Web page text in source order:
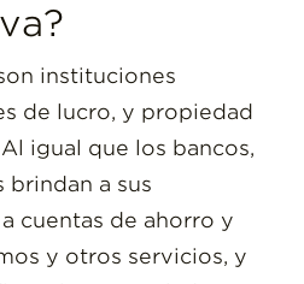
instituciones
de lucro, y propiedad
igual que los bancos,
brindan a sus
cuentas de ahorro y
y otros servicios, y